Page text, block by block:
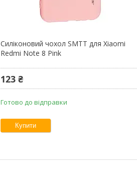
Силіконовий чохол SMTT для Xiaomi
Redmi Note 8 Pink
123 ₴
Готово до відправки
Купити